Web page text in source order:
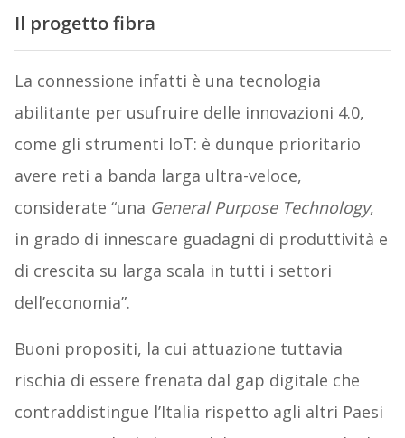
Il progetto fibra
La connessione infatti è una tecnologia
abilitante per usufruire delle innovazioni 4.0,
come gli strumenti IoT: è dunque prioritario
avere reti a banda larga ultra-veloce,
considerate “una General Purpose Technology,
in grado di innescare guadagni di produttività e
di crescita su larga scala in tutti i settori
dell’economia”.
Buoni propositi, la cui attuazione tuttavia
rischia di essere frenata dal gap digitale che
contraddistingue l’Italia rispetto agli altri Paesi